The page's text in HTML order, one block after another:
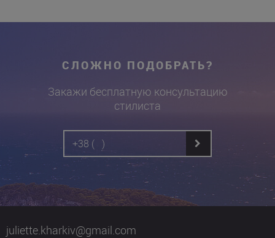
СЛОЖНО ПОДОБРАТЬ?
Закажи бесплатную консультацию
стилиста
juliette.kharkiv@gmail.com